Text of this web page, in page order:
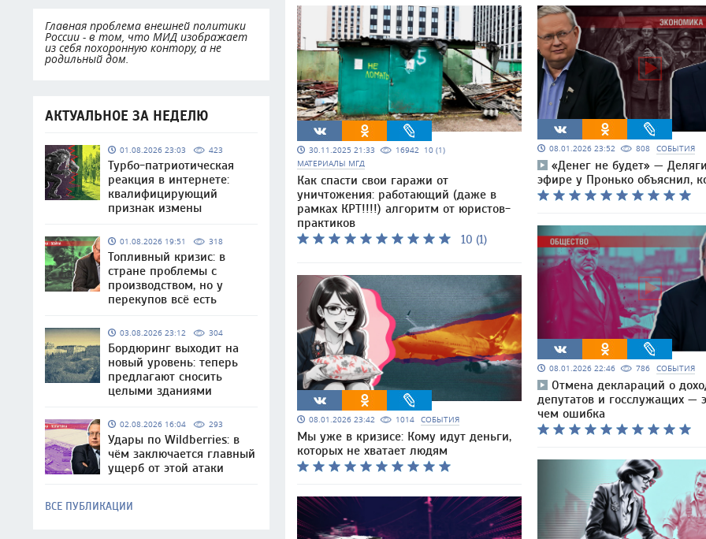
Главная проблема внешней политики
России - в том, что МИД изображает
из себя похоронную контору, а не
родильный дом.
АКТУАЛЬНОЕ ЗА НЕДЕЛЮ
01.08.2026 23:03 423
Турбо-патриотическая
реакция в интернете:
квалифицирующий
признак измены
01.08.2026 19:51 318
Топливный кризис: в
стране проблемы с
производством, но у
перекупов всё есть
03.08.2026 23:12 304
Бордюринг выходит на
новый уровень: теперь
предлагают сносить
целыми зданиями
02.08.2026 16:04 293
Удары по Wildberries: в
чём заключается главный
ущерб от этой атаки
ВСЕ ПУБЛИКАЦИИ
30.11.2025 21:33 16942 10 (1)
МАТЕРИАЛЫ МГД
Как спасти свои гаражи от
уничтожения: работающий (даже в
рамках КРТ!!!!) алгоритм от юристов-
практиков
10 (1)
08.01.2026 23:42 1014 СОБЫТИЯ
Мы уже в кризисе: Кому идут деньги,
которых не хватает людям
08.01.2026 23:52 808 СОБЫТИЯ
«Денег не будет» —
эфире у Пронько объяснил,
08.01.2026 22:46 786 СОБЫТИЯ
Отмена деклараций о
депутатов и госслужащих —
чем ошибка